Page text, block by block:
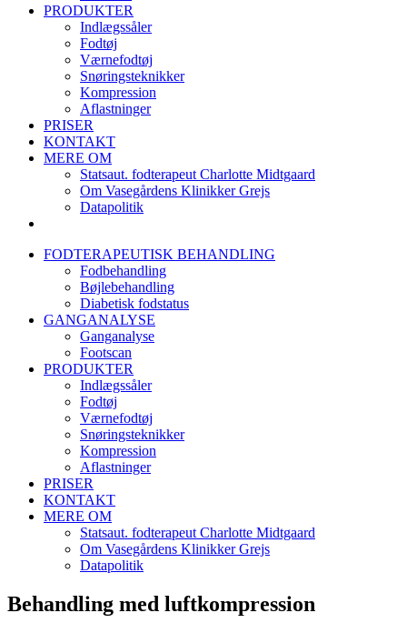
PRODUKTER
Indlægssåler
Fodtøj
Værnefodtøj
Snøringsteknikker
Kompression
Aflastninger
PRISER
KONTAKT
MERE OM
Statsaut. fodterapeut Charlotte Midtgaard
Om Vasegårdens Klinikker Grejs
Datapolitik
FODTERAPEUTISK BEHANDLING
Fodbehandling
Bøjlebehandling
Diabetisk fodstatus
GANGANALYSE
Ganganalyse
Footscan
PRODUKTER
Indlægssåler
Fodtøj
Værnefodtøj
Snøringsteknikker
Kompression
Aflastninger
PRISER
KONTAKT
MERE OM
Statsaut. fodterapeut Charlotte Midtgaard
Om Vasegårdens Klinikker Grejs
Datapolitik
Behandling med luftkompression